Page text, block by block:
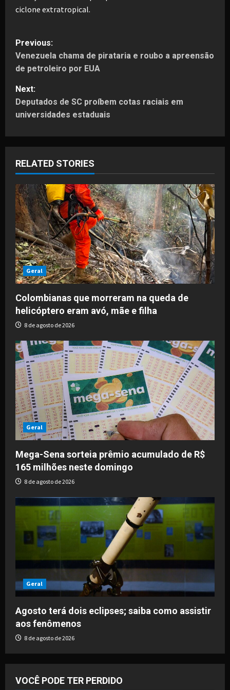
ciclone extratropical.
P
o
s
t
a
v
i
g
a
t
i
o
n
Previous:
Venezuela chama de pirataria e roubo a apreensão
de petroleiro por EUA
Next:
Deputados de SC proíbem cotas raciais em
universidades estaduais
RELATED STORIES
Geral
Colombianas que morreram na queda de
helicóptero eram avó, mãe e filha
8 de agosto de 2026
Geral
Mega-Sena sorteia prêmio acumulado de R$
165 milhões neste domingo
8 de agosto de 2026
Geral
Agosto terá dois eclipses; saiba como assistir
aos fenômenos
8 de agosto de 2026
VOCÊ PODE TER PERDIDO